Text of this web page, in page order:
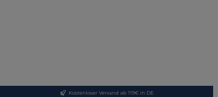
Kostenloser Versand ab 119€ in DE